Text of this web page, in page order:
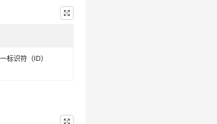
标识符（ID）